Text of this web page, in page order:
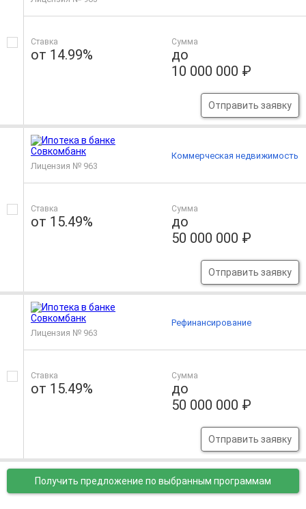
Ставка
от 14.99%
Сумма
до
10 000 000 ₽
Отправить заявку
Лицензия № 963
Ставка
от 15.49%
Сумма
до
50 000 000 ₽
Отправить заявку
Коммерческая недвижимость
Лицензия № 963
Ставка
от 15.49%
Сумма
до
50 000 000 ₽
Отправить заявку
Рефинансирование
Получить предложение по выбранным программам